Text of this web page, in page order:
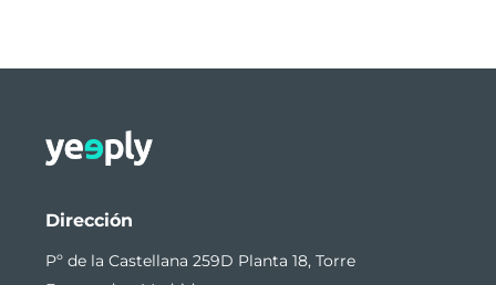
Dirección
Pº de la Castellana 259D Planta 18, Torre